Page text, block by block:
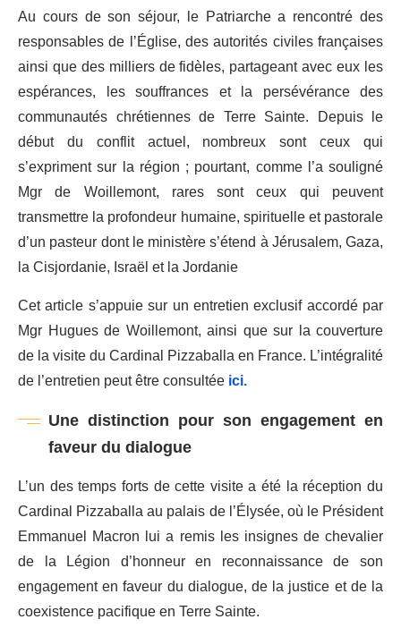
Au cours de son séjour, le Patriarche a rencontré des
responsables de l’Église, des autorités civiles françaises
ainsi que des milliers de fidèles, partageant avec eux les
espérances, les souffrances et la persévérance des
communautés chrétiennes de Terre Sainte. Depuis le
début du conflit actuel, nombreux sont ceux qui
s’expriment sur la région ; pourtant, comme l’a souligné
Mgr de Woillemont, rares sont ceux qui peuvent
transmettre la profondeur humaine, spirituelle et pastorale
d’un pasteur dont le ministère s’étend à Jérusalem, Gaza,
la Cisjordanie, Israël et la Jordanie
Cet article s’appuie sur un entretien exclusif accordé par
Mgr Hugues de Woillemont, ainsi que sur la couverture
de la visite du Cardinal Pizzaballa en France. L’intégralité
de l’entretien peut être consultéeici.
Une distinction pour son engagement en
faveur du dialogue
L’un des temps forts de cette visite a été la réception du
Cardinal Pizzaballa au palais de l’Élysée, où le Président
Emmanuel Macron lui a remis les insignes de chevalier
de la Légion d’honneur en reconnaissance de son
engagement en faveur du dialogue, de la justice et de la
coexistence pacifique en Terre Sainte.